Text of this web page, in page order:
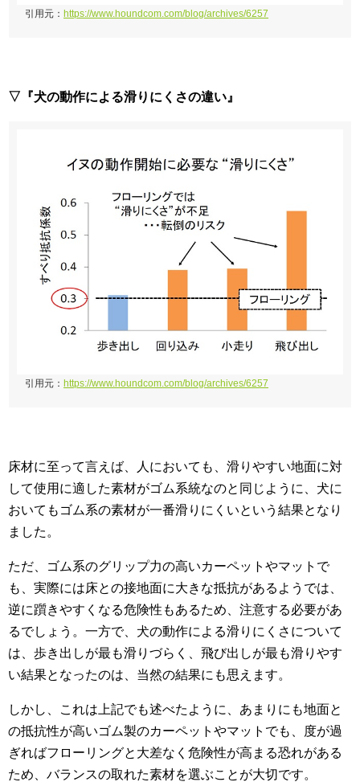
引用元： https://www.houndcom.com/blog/archives/6257
▽『犬の動作による滑りにくさの違い』
引用元： https://www.houndcom.com/blog/archives/6257
床材に至って言えば、人においても、滑りやすい地面に対
して使用に適した素材がゴム系統なのと同じように、犬に
おいてもゴム系の素材が一番滑りにくいという結果となり
ました。
ただ、ゴム系のグリップ力の高いカーペットやマットで
も、実際には床との接地面に大きな抵抗があるようでは、
逆に躓きやすくなる危険性もあるため、注意する必要があ
るでしょう。一方で、犬の動作による滑りにくさについて
は、歩き出しが最も滑りづらく、飛び出しが最も滑りやす
い結果となったのは、当然の結果にも思えます。
しかし、これは上記でも述べたように、あまりにも地面と
の抵抗性が高いゴム製のカーペットやマットでも、度が過
ぎればフローリングと大差なく危険性が高まる恐れがある
ため、バランスの取れた素材を選ぶことが大切です。